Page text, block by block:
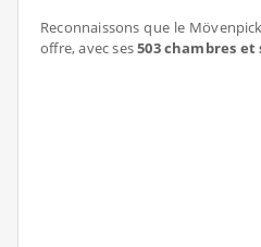
Reconnaissons que le
offre, avec ses503 chambres et